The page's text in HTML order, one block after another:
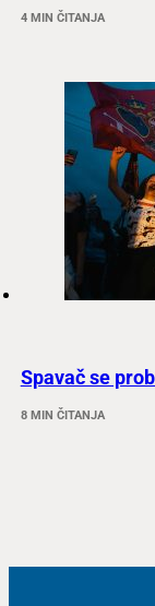
4 MIN ČITANJA
Spavač se
8 MIN ČITANJA